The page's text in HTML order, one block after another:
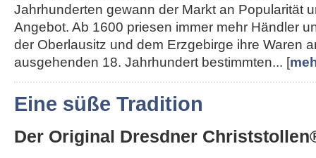
Jahrhunderten gewann der Markt an Popularität
Angebot. Ab 1600 priesen immer mehr Händler
der Oberlausitz und dem Erzgebirge ihre Waren
ausgehenden 18. Jahrhundert bestimmten... [
Eine süße Tradition
Der Original Dresdner